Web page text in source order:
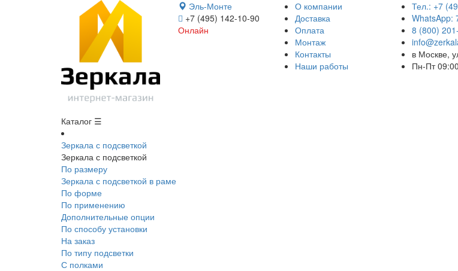
Эль-Монте
+7 (495) 142-10-90
Онлайн
О компании
Доставка
Оплата
Монтаж
Контакты
Наши работы
Тел.: +7
WhatsApp:
8 (800)
в Москве,
Пн-Пт
Каталог ☰
Зеркала с подсветкой
Зеркала с подсветкой
По размеру
Зеркала с подсветкой в раме
По форме
По применению
Дополнительные опции
По способу установки
На заказ
По типу подсветки
С полками